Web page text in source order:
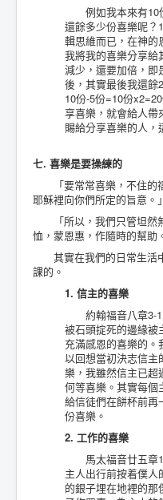
例如我本來有10
還餘多少份喜樂呢？
輯思維而已，在神的
我將我的喜樂分享給
減少，還要加倍，即
後，其實最後我還餘
10份-5份=10份
享喜樂，就會給人帶
賜給分享喜樂的人，
七. 喜樂是要操練的
「要常常喜樂，不住的
耶穌裡向你們所定的旨意。
「所以，我們只管坦然
恤，蒙恩惠，作隨時的幫助
其實在我們的日常生活
課的。
1. 信主的喜樂
約翰福音八章3-
被石頭掟死的邊緣被
充滿感恩的喜樂的。
以回想當初決志信主
樂，我雖然信主已超
何等喜樂。其實每個
給信徒們在餅杯前再
份喜樂。
2. 工作的喜樂
馬太福音廿五章
主人出行前按着僕人
的銀子埋在地裡的那